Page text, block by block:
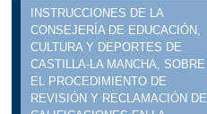
INSTRUCCIONES DE LA
CONSEJERÍA DE EDUCACIÓN,
CULTURA Y DEPORTES DE
CASTILLA-LA MANCHA, SOBRE
EL PROCEDIMIENTO DE
REVISIÓN Y RECLAMACIÓN DE